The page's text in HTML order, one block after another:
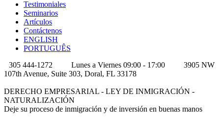
Testimoniales
Seminarios
Artículos
Contáctenos
ENGLISH
PORTUGUÊS
305 444-1272
Lunes a Viernes 09:00 - 17:00
3905 NW
107th Avenue, Suite 303, Doral, FL 33178
DERECHO EMPRESARIAL - LEY DE INMIGRACIÓN -
NATURALIZACIÓN
Deje su proceso de inmigración y de inversión en buenas manos